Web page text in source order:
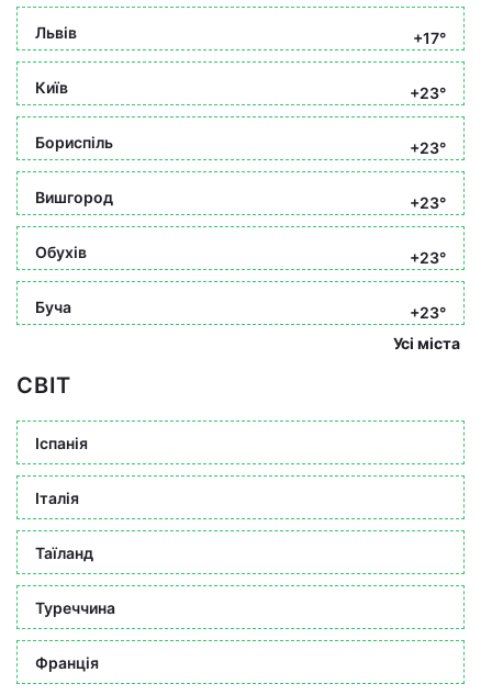
Львів +17°
Київ +23°
Бориспіль +23°
Вишгород +23°
Обухів +23°
Буча
+23°
Усі міста
СВІТ
Іспанія
Італія
Таїланд
Туреччина
Франція